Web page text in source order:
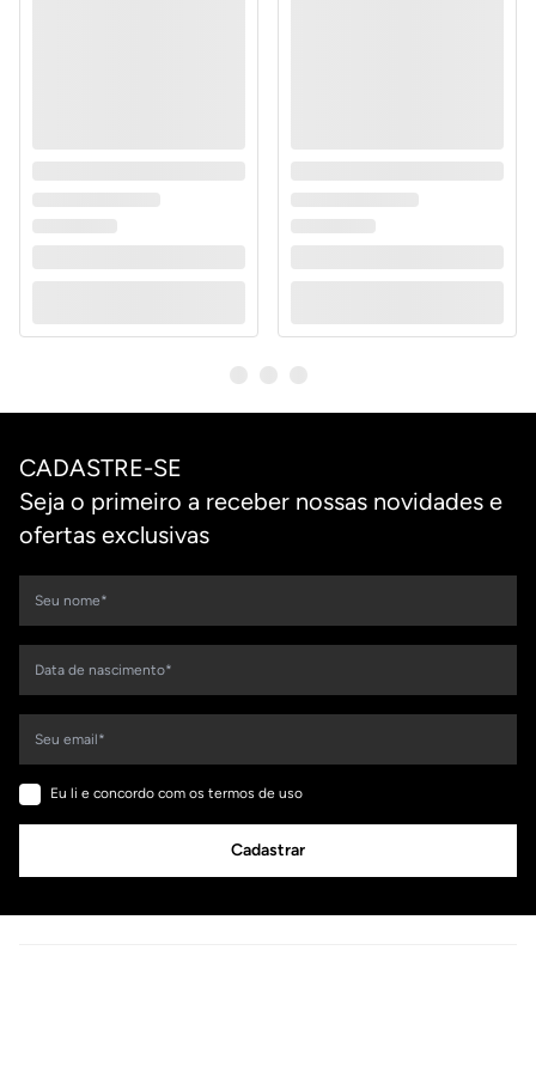
CADASTRE-SE
Seja o primeiro a receber nossas novidades e
ofertas exclusivas
Eu li e concordo com os termos de uso
Cadastrar